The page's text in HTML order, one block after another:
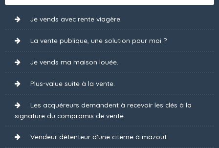
Je vends avec rente viagère.
La vente publique, une solution pour moi ?
Je vends ma maison louée.
Plus-value suite à la vente.
Les acquéreurs demandent à recevoir les clés à la
signature du compromis de vente.
Vendeur détenteur d’une citerne à mazout.